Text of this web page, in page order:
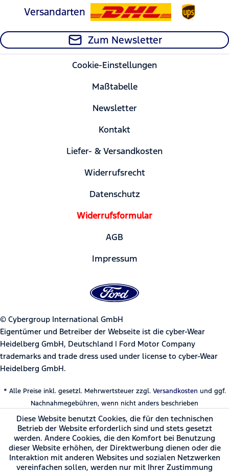
Versandarten
Zum Newsletter
Cookie-Einstellungen
Maßtabelle
Newsletter
Kontakt
Liefer- & Versandkosten
Widerrufsrecht
Datenschutz
Widerrufsformular
AGB
Impressum
© Cybergroup International GmbH
Eigentümer und Betreiber der Webseite ist die cyber-Wear
Heidelberg GmbH, Deutschland | Ford Motor Company
trademarks and trade dress used under license to cyber-Wear
Heidelberg GmbH.
* Alle Preise inkl. gesetzl. Mehrwertsteuer zzgl. Versandkosten und ggf.
Nachnahmegebühren, wenn nicht anders beschrieben
Diese Website benutzt Cookies, die für den technischen
Betrieb der Website erforderlich sind und stets gesetzt
werden. Andere Cookies, die den Komfort bei Benutzung
dieser Website erhöhen, der Direktwerbung dienen oder die
Interaktion mit anderen Websites und sozialen Netzwerken
vereinfachen sollen, werden nur mit Ihrer Zustimmung